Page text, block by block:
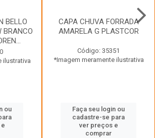
BELLO
BRANCO
ilustrativa
ou
CAPA CHUVA FORRADA
AMARELA G PLASTCOR
Código: 35351
*Imagem meramente ilustrativa
Faça seu login ou
cadastre-se para
ver preços e
comprar